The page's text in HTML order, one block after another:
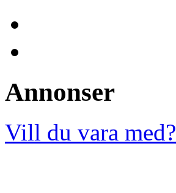
Annonser
Vill du vara med?